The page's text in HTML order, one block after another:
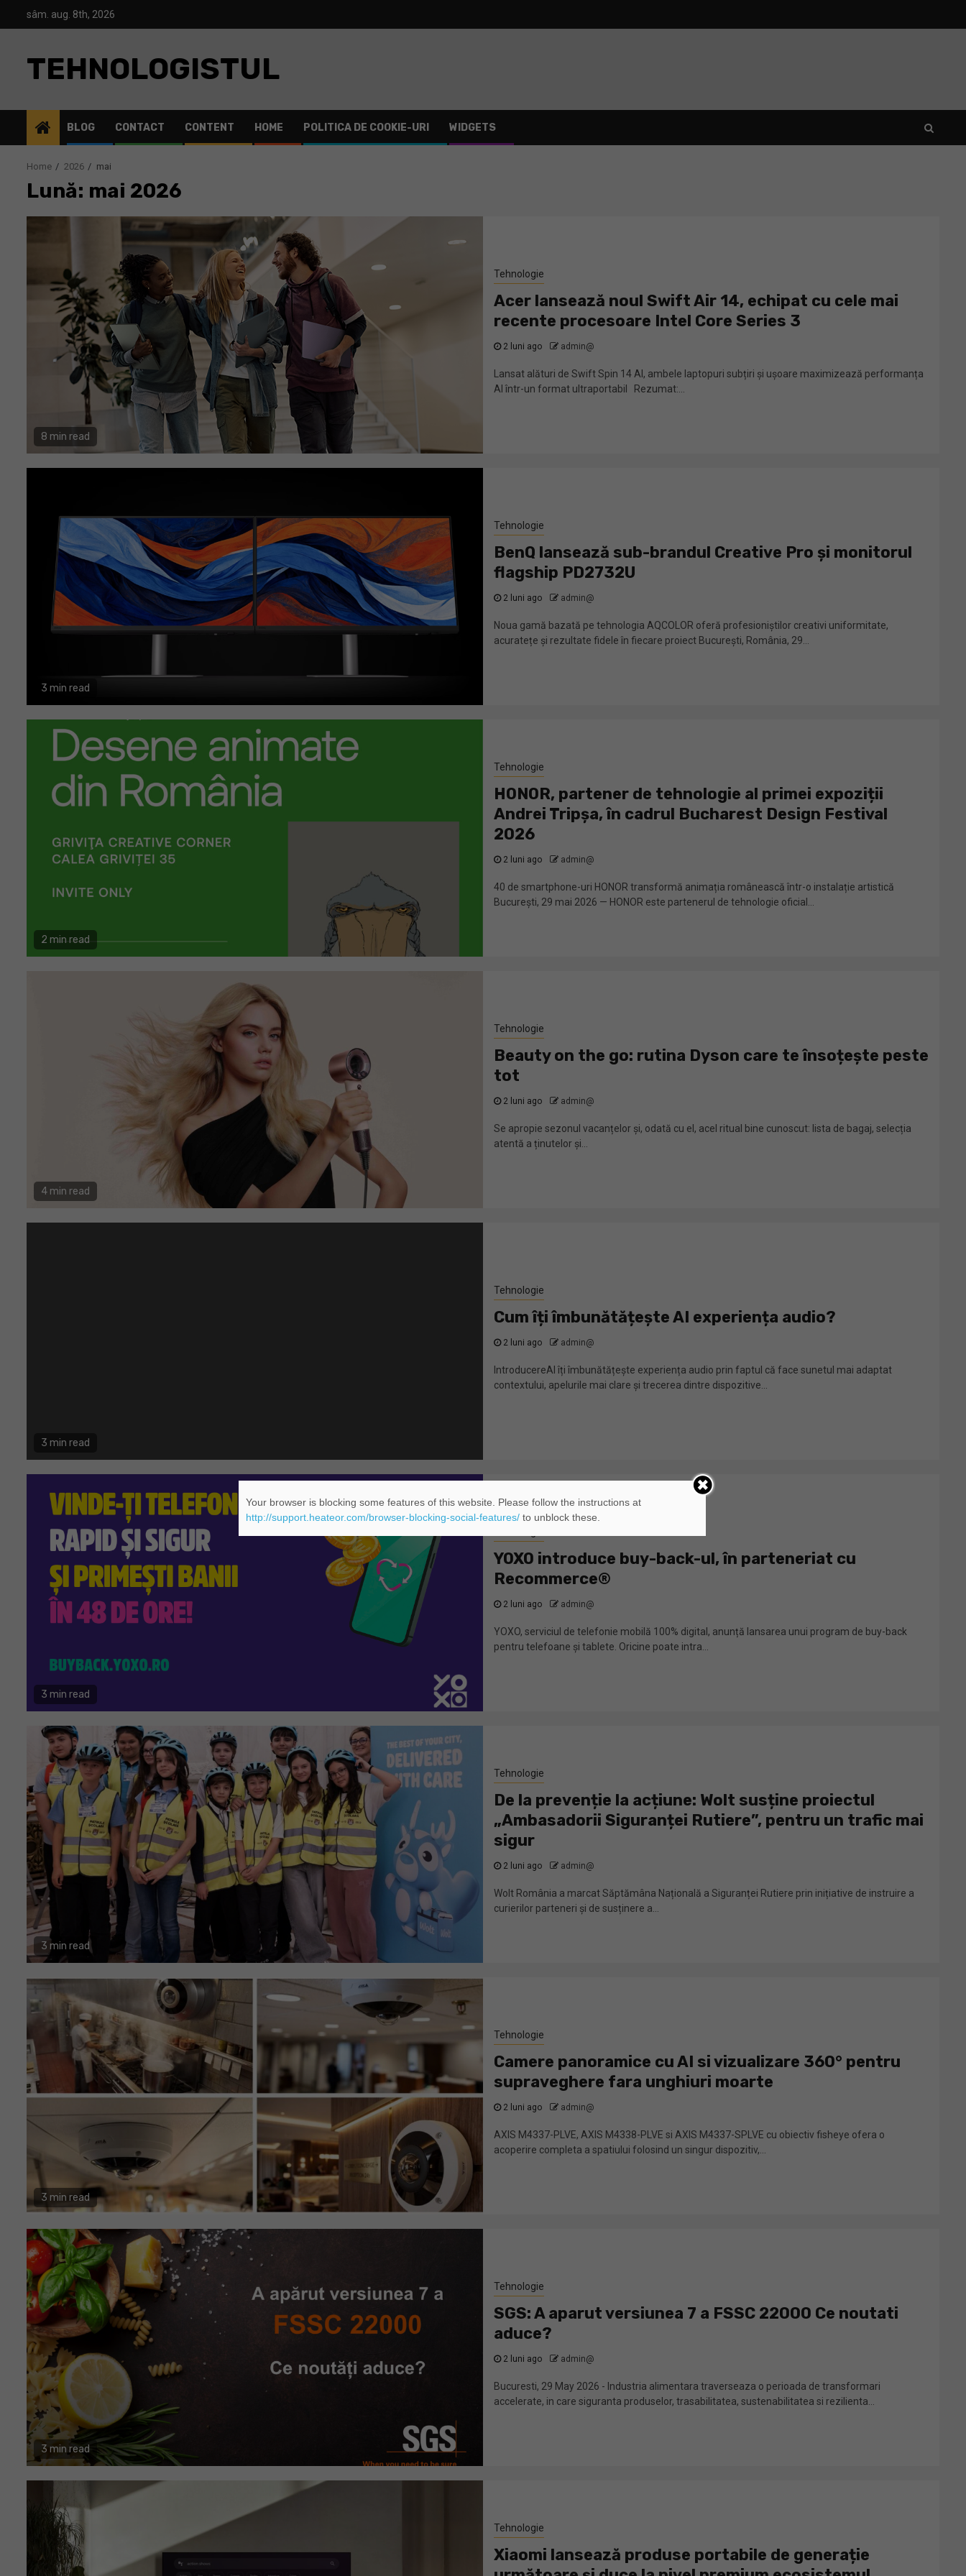
sâm. aug. 8th, 2026
TEHNOLOGISTUL
BLOG CONTACT CONTENT HOME POLITICA DE COOKIE-URI WIDGETS
Home 2026 mai
Lună: mai 2026
8 min read
Tehnologie
Acer lansează noul Swift Air 14, echipat cu cele mai
recente procesoare Intel Core Series 3
2 luni ago admin@
Lansat alături de Swift Spin 14 AI, ambele laptopuri subțiri și ușoare maximizează performanța
AI într-un format ultraportabil Rezumat:...
3 min read
Tehnologie
BenQ lansează sub-brandul Creative Pro și monitorul
flagship PD2732U
2 luni ago admin@
Noua gamă bazată pe tehnologia AQCOLOR oferă profesioniștilor creativi uniformitate,
acuratețe și rezultate fidele în fiecare proiect București, România, 29...
2 min read
Tehnologie
HONOR, partener de tehnologie al primei expoziții
Andrei Tripșa, în cadrul Bucharest Design Festival
2026
2 luni ago admin@
40 de smartphone-uri HONOR transformă animația românească într-o instalație artistică
București, 29 mai 2026 — HONOR este partenerul de tehnologie oficial...
4 min read
Tehnologie
Beauty on the go: rutina Dyson care te însoțește peste
tot
2 luni ago admin@
Se apropie sezonul vacanțelor și, odată cu el, acel ritual bine cunoscut: lista de bagaj, selecția
atentă a ținutelor și...
3 min read
Tehnologie
Cum îți îmbunătățește AI experiența audio?
2 luni ago admin@
IntroducereAI îți îmbunătățește experiența audio prin faptul că face sunetul mai adaptat
contextului, apelurile mai clare și trecerea dintre dispozitive...
3 min read
YOXO introduce buy-back-ul, în parteneriat cu
Recommerce®
2 luni ago admin@
YOXO, serviciul de telefonie mobilă 100% digital, anunță lansarea unui program de buy-back
pentru telefoane și tablete. Oricine poate intra...
3 min read
Tehnologie
De la prevenție la acțiune: Wolt susține proiectul
„Ambasadorii Siguranței Rutiere”, pentru un trafic mai
sigur
2 luni ago admin@
Wolt România a marcat Săptămâna Națională a Siguranței Rutiere prin inițiative de instruire a
curierilor parteneri și de susținere a...
3 min read
Tehnologie
Camere panoramice cu AI si vizualizare 360° pentru
supraveghere fara unghiuri moarte
2 luni ago admin@
AXIS M4337-PLVE, AXIS M4338-PLVE si AXIS M4337-SPLVE cu obiectiv fisheye ofera o
acoperire completa a spatiului folosind un singur dispozitiv,...
3 min read
Tehnologie
SGS: A aparut versiunea 7 a FSSC 22000 Ce noutati
aduce?
2 luni ago admin@
Bucuresti, 29 May 2026 - Industria alimentara traverseaza o perioada de transformari
accelerate, in care siguranta produselor, trasabilitatea, sustenabilitatea si rezilienta...
Tehnologie
Xiaomi lansează produse portabile de generație
Your browser is blocking some features of this website. Please follow the instructions at
http://support.heateor.com/browser-blocking-social-features/to unblock these.